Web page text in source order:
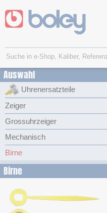
Auswahl
Uhrenersatzteile
Zeiger
Grossuhrzeiger
Mechanisch
Birne
Birne